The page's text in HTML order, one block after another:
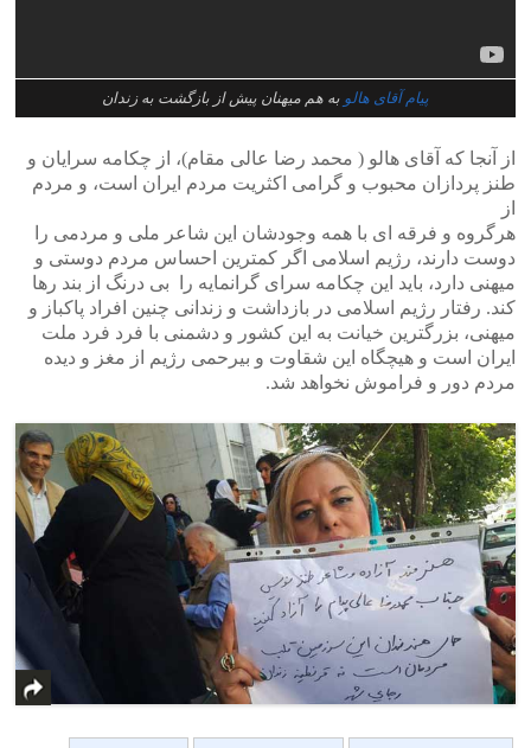
پیام آقای هالو به هم میهنان پیش از بازگشت به زندان
از آنجا که آقای هالو ( محمد رضا عالی مقام)، از چکامه سرایان و
طنز پردازان محبوب و گرامی اکثریت مردم ایران است، و مردم
از
هرگروه و فرقه ای با همه وجودشان این شاعر ملی و مردمی را
دوست دارند، رژیم اسلامی اگر کمترین احساس مردم دوستی و
میهنی دارد، باید این چکامه سرای گرانمایه را بی درنگ از بند رها
کند. رفتار رژیم اسلامی در بازداشت و زندانی چنین افراد پاکباز و
میهنی، بزرگترین خیانت به این کشور و دشمنی با فرد فرد ملت
ایران است و هیچگاه این شقاوت و بیرحمی رژیم از مغز و دیده
مردم دور و فراموش نخواهد شد.